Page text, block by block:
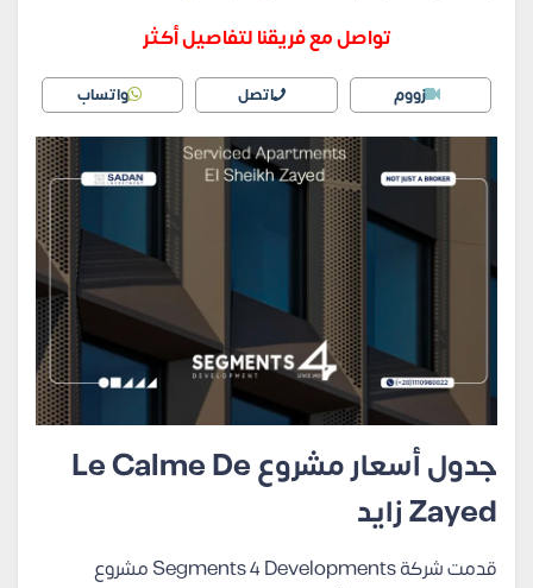
تواصل مع فريقنا لتفاصيل أكثر
زووم اتصل واتساب
جدول أسعار مشروع Le Calme De
Zayed زايد
قدمت شركة Segments 4 Developments مشروع